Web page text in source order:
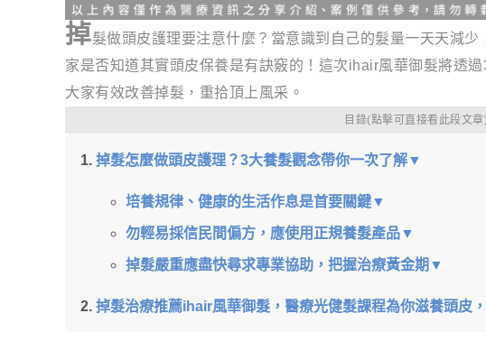
掉髮做頭皮護理要注意什麼？當意識到自己的髮量一天天減少
家是否知道其實頭皮保養是有訣竅的！這次ihair風華御髮將透過
大家有效改善掉髮，重拾頂上風采。
目錄(點擊可直接看此段文章)
掉髮怎麼做頭皮護理？3大養髮觀念帶你一次了解▼
培養規律、健康的生活作息是首要關鍵▼
勿輕易採信民間偏方，應使用正規養髮產品▼
掉髮嚴重應盡快尋求專業協助，把握治療黃金期▼
掉髮治療推薦ihair風華御髮，醫療光健髮課程為你滋養頭皮